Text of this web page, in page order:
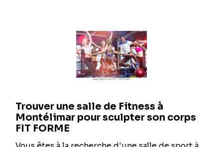
Trouver une salle de Fitness à
Montélimar pour sculpter son corps
FIT FORME